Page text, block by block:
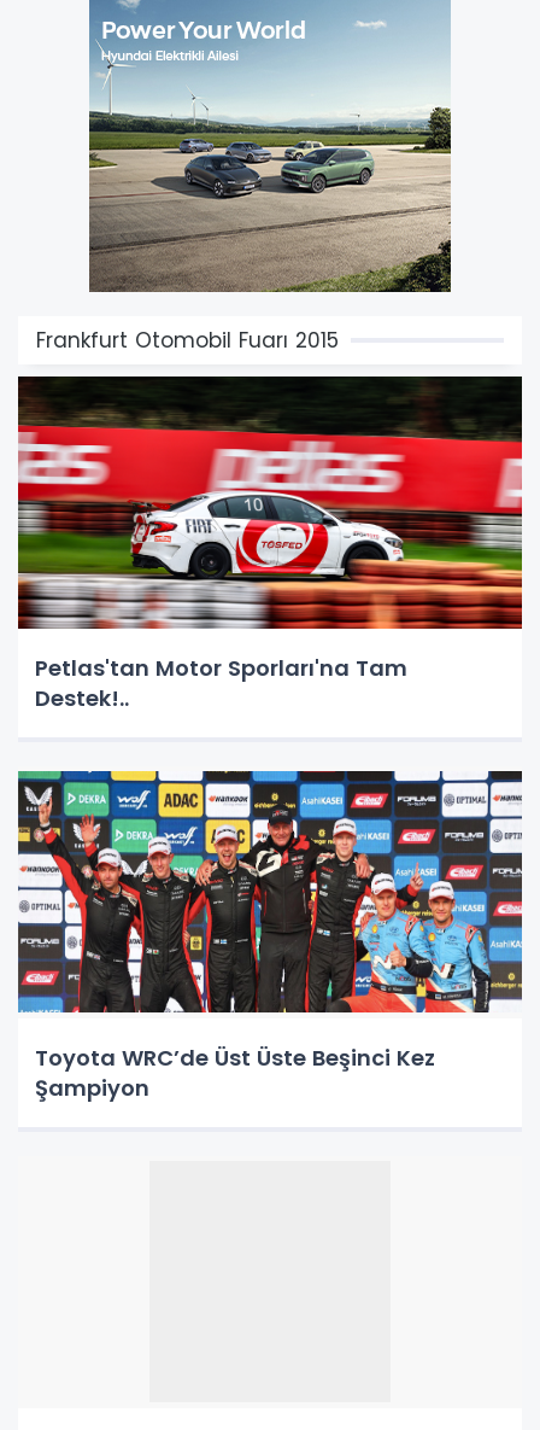
Frankfurt Otomobil Fuarı 2015
Petlas'tan Motor Sporları'na Tam
Destek!..
Toyota WRC’de Üst Üste Beşinci Kez
Şampiyon